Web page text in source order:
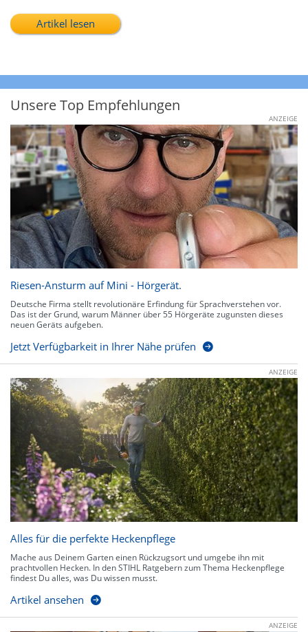
Artikel lesen
Unsere Top Empfehlungen
ANZEIGE
Riesen-Ansturm auf Mini - Hörgerät.
Deutsche Firma stellt revolutionäre Erfindung für Sprachverstehen vor.
Das ist der Grund, warum Männer über 55 Hörgeräte zugunsten dieses
neuen Geräts aufgeben.
Jetzt Verfügbarkeit in Ihrer Nähe prüfen
ANZEIGE
Alles für die perfekte Heckenpflege
Mache aus Deinem Garten einen Rückzugsort und umgebe ihn mit
prachtvollen Hecken. In den STIHL Ratgebern zum Thema Heckenpflege
findest Du alles, was Du wissen musst.
Artikel ansehen
ANZEIGE